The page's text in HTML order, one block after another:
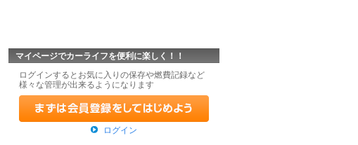
マイページでカーライフを便利に楽しく！！
ログインするとお気に入りの保存や燃費記録など
様々な管理が出来るようになります
ログイン